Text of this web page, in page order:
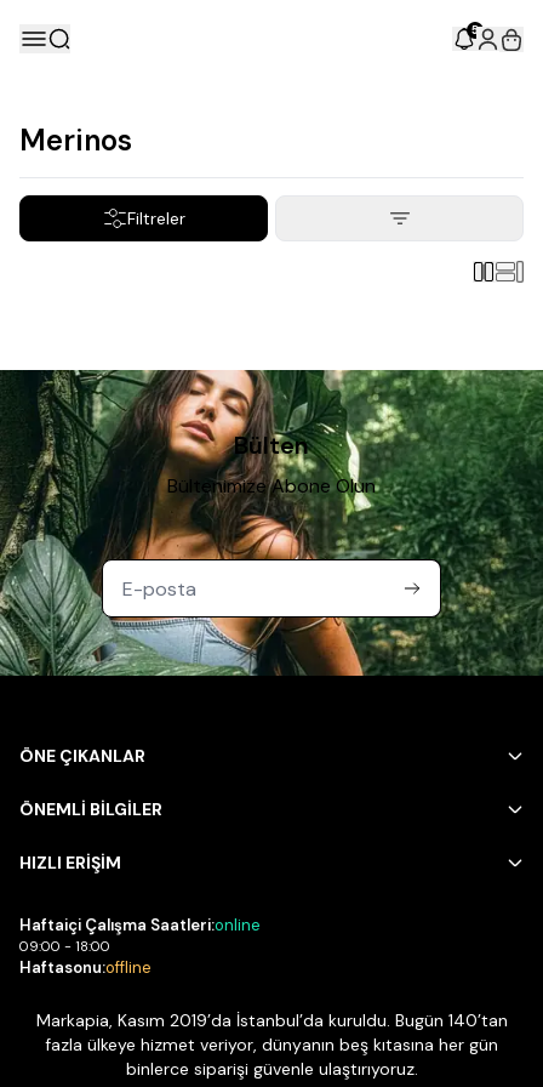
5
Merinos
Filtreler
Bülten
Bültenimize Abone Olun
ÖNE ÇIKANLAR
ÖNEMLİ BİLGİLER
HIZLI ERİŞİM
Haftaiçi Çalışma Saatleri:online
09:00 - 18:00
Haftasonu:offline
Markapia, Kasım 2019’da İstanbul’da kuruldu. Bugün 140’tan
fazla ülkeye hizmet veriyor, dünyanın beş kıtasına her gün
binlerce siparişi güvenle ulaştırıyoruz.